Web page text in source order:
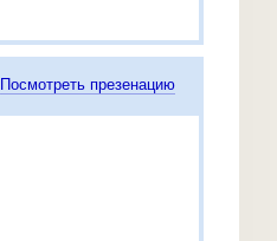
Посмотреть презенацию